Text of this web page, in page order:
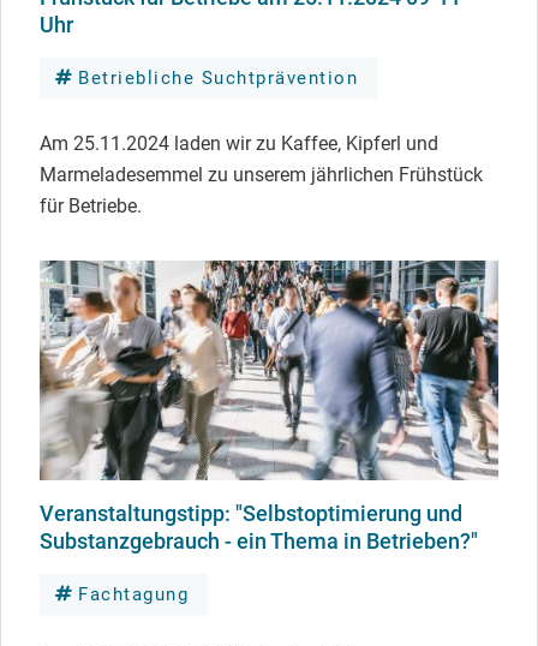
Uhr
Betriebliche Suchtprävention
Am 25.11.2024 laden wir zu Kaffee, Kipferl und
Marmeladesemmel zu unserem jährlichen Frühstück
für Betriebe.
Veranstaltungstipp: "Selbstoptimierung und
Substanzgebrauch - ein Thema in Betrieben?"
Fachtagung